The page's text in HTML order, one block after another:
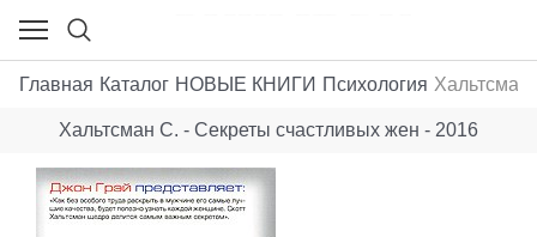
Главная Каталог НОВЫЕ КНИГИ Психология Хальтсман
Хальтсман С. - Секреты счастливых жен - 2016